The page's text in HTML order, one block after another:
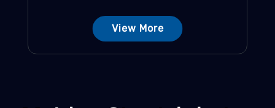
View More